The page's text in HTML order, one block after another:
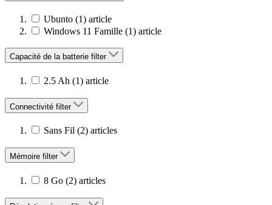
Ubunto (1) article
Windows 11 Famille (1) article
Capacité de la batterie filter
2.5 Ah (1) article
Connectivité filter
Sans Fil (2) articles
Mémoire filter
8 Go (2) articles